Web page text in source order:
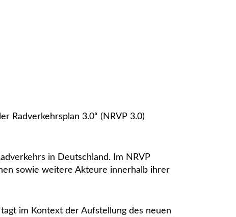
Radverkehrsplan 3.0“ (NRVP 3.0)
in Deutschland. Im NRVP
sowie weitere Akteure innerhalb ihrer
im Kontext der Aufstellung des neuen